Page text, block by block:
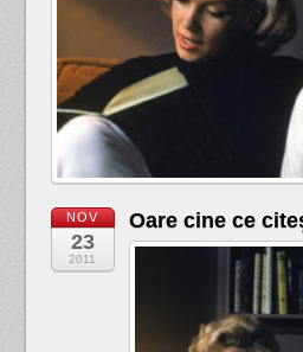
NOV
23
2011
Oare cine ce